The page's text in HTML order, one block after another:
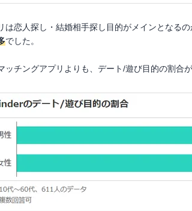
は恋人探し・結婚相手探し目的がメインとなる
でした。
ッチングアプリよりも、デート/遊び目的の割合